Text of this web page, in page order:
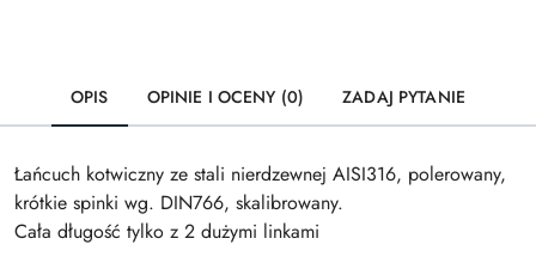
OPIS OPINIE I OCENY (0) ZADAJ PYTANIE
Łańcuch kotwiczny ze stali nierdzewnej AISI316, polerowany,
krótkie spinki wg. DIN766, skalibrowany.
Cała długość tylko z 2 dużymi linkami